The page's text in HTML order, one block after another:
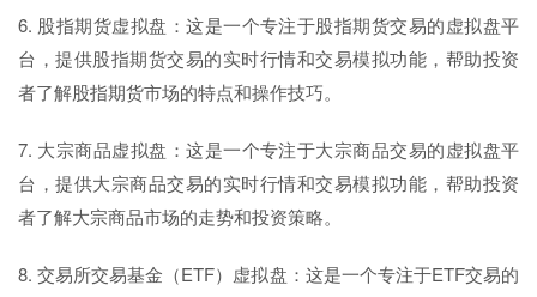
6. 股指期货虚拟盘：这是一个专注于股指期货交易的虚拟盘平
台，提供股指期货交易的实时行情和交易模拟功能，帮助投资
者了解股指期货市场的特点和操作技巧。
7. 大宗商品虚拟盘：这是一个专注于大宗商品交易的虚拟盘平
台，提供大宗商品交易的实时行情和交易模拟功能，帮助投资
者了解大宗商品市场的走势和投资策略。
8. 交易所交易基金（ETF）虚拟盘：这是一个专注于ETF交易的